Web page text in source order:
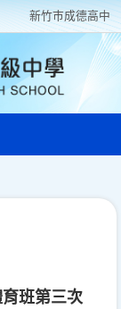
新竹巿成德高中
班第三次